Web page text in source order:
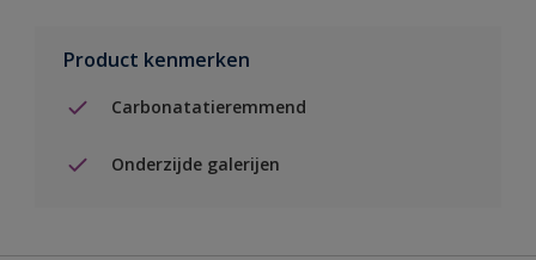
Product kenmerken
Carbonatatieremmend
Onderzijde galerijen